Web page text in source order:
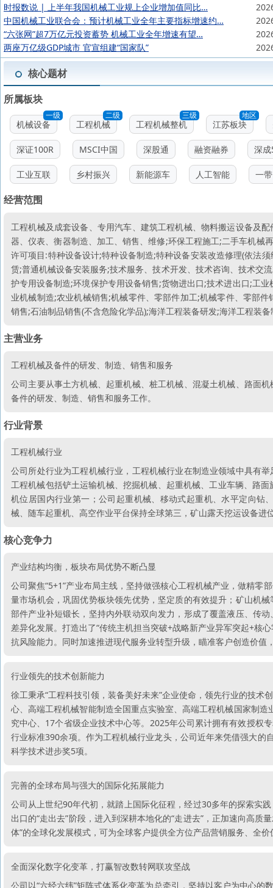
时报数说 | 上半年我国机械工业规上企业增加值同比…
中国机械工业联合会：预计机械工业全年主要指标增速约…
“六张网”超7万亿元投资蓄势 机械工业全年增速有望…
两座万亿级GDP城市 官宣组建“国家队”
核心题材
所属板块
一级
机械设备
二级
工程机械
三级
工程机械整机
地区
江苏板块
深证100R MSCI中国 深股通 融资融券 深
工业互联 乡村振兴 新能源车 人工智能 一
经营范围
工程机械及成套设备、专用汽车、建筑工程机械、物料搬运设备及
器、仪表、衡器制造、加工、销售、维修;环保工程施工;二手车机械
许可项目:特种设备设计;特种设备制造;特种设备安装改造修理(依法
赁;普通机械设备安装服务;技术服务、技术开发、技术咨询、技术交
护专用设备制造;环境保护专用设备销售;货物进出口;技术进出口;工
业机械制造;农业机械销售;机械零件、零部件加工;机械零件、零部
销售;石油制品销售(不含危险化学品);海洋工程装备研发;海洋工程装
主营业务
工程机械及备件的研发、制造、销售和服务
公司主要从事土方机械、起重机械、桩工机械、混凝土机械、路面
备件的研发、制造、销售和服务工作。
行业背景
工程机械行业
公司所处行业为工程机械行业，工程机械行业在制造业领域中具有
工程机械包括铲土运输机械、挖掘机械、起重机械、工业车辆、路
机位居国内行业第一；公司起重机械、移动式起重机、水平定向
械、随车起重机、高空作业平台保持全球第三，矿山露天挖运设备
核心竞争力
产业结构均衡，板块布局优势不断凸显
公司聚焦“5+1”产业布局主线，坚持做强核心工程机械产业，做精
量市场机会，巩固优势板块领先优势，坚定质的有效提升；矿山机
部件产业补短锻长，坚持内外联动双向发力，形成了覆盖液压、传
差异化发展。打造出了“传统主机担当突破+战略新产业异军突起+核
抗风险能力。同时加速推进现代服务业转型升级，瞄准客户创造价
行业领先的技术创新能力
徐工秉承“工程科技引领，装备美好未来”企业使命，领先行业的技
心、高端工程机械智能制造全国重点实验室、高端工程机械国家制
究中心、17个省级企业技术中心等。2025年公司累计拥有有效授权
行业标准390余项。作为工程机械行业龙头，公司近年来凭借强大
科学技术进步奖5项。
完善的全球布局与强大的国际化拓展能力
公司从上世纪90年代初，就踏上国际化征程，经过30多年的探索实
出口的“走出去”阶段，进入到深耕本地化的“走进去”，正加速向高
体”的全球化发展模式，可为全球客户提供全方位产品营销服务、全
全面深化数字化变革，打赢智改数转网联攻坚战
公司以“六经六纬”矩阵式体系化变革为总牵引，坚持以客户为中心